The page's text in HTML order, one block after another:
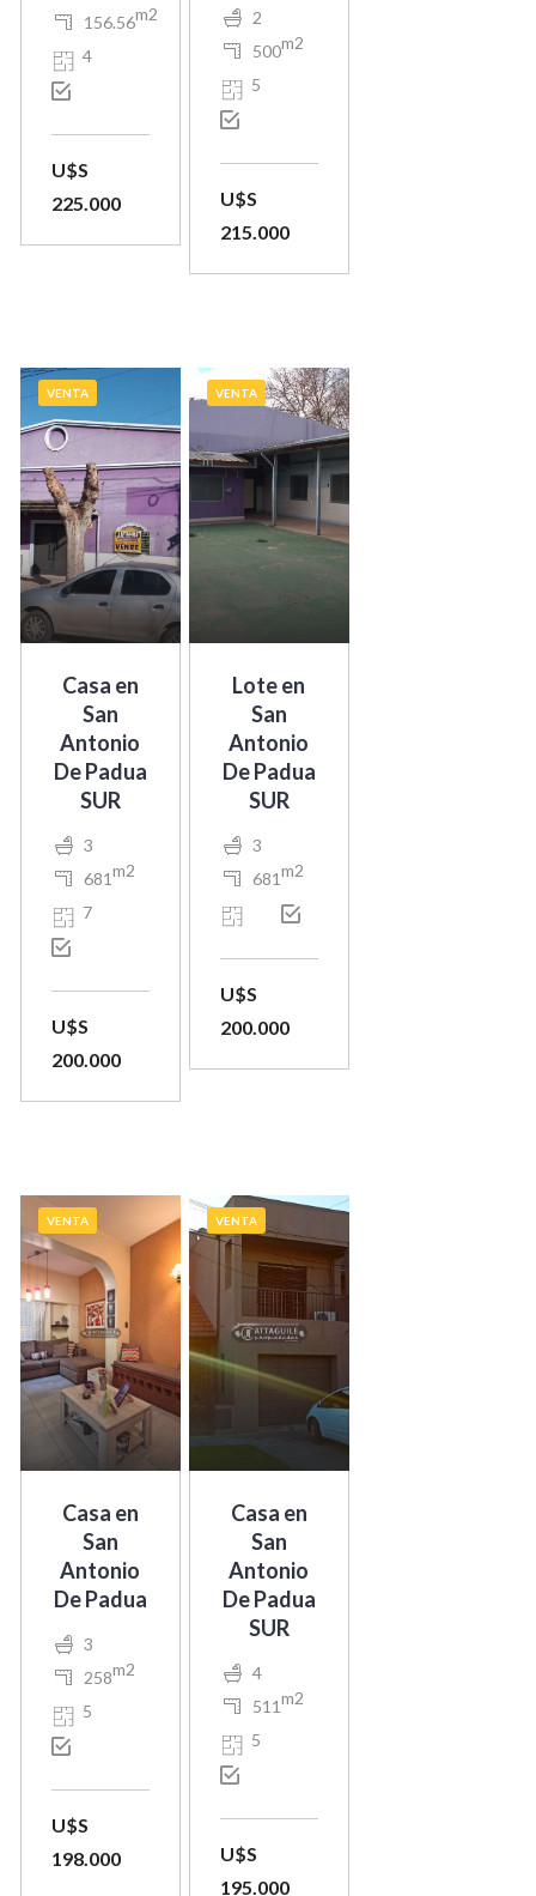
156.56m2
4
U$S
225.000
2
500m2
5
U$S
215.000
VENTA
Casa en
San
Antonio
De Padua
SUR
3
681m2
7
U$S
200.000
VENTA
Lote en
San
Antonio
De Padua
SUR
3
681m2
U$S
200.000
VENTA
Casa en
San
Antonio
De Padua
3
258m2
5
U$S
198.000
VENTA
Casa en
San
Antonio
De Padua
SUR
4
511m2
5
U$S
195.000